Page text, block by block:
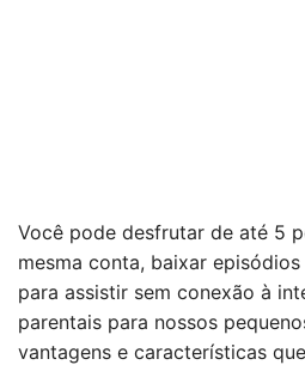
Você pode desfrutar de até 5
mesma conta, baixar
para assistir sem conexão à
parentais para nossos
vantagens e características